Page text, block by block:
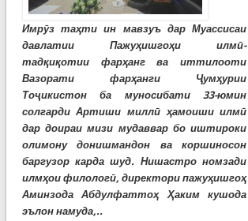
Имрӯз таҳти ин мавзуъ дар Муассисаи
давлатии Пажуҳишгоҳи илмӣ-
тадқиқотии фарҳанг ва иттилооти
Вазорати фарҳанги Ҷумҳурии
Тоҷикистон ба муносибати 33-юмин
солгарди Артиши миллӣ ҳамоиши илмӣ
дар доираи мизи мудаввар бо иштироки
олимону донишмандон ва коршиносон
баргузор карда шуд. Нишастро номзади
илмҳои филологӣ, директори пажуҳишгоҳ
Аминзода Абдулфаттоҳ Ҳаким кушода
эълон намуда,..